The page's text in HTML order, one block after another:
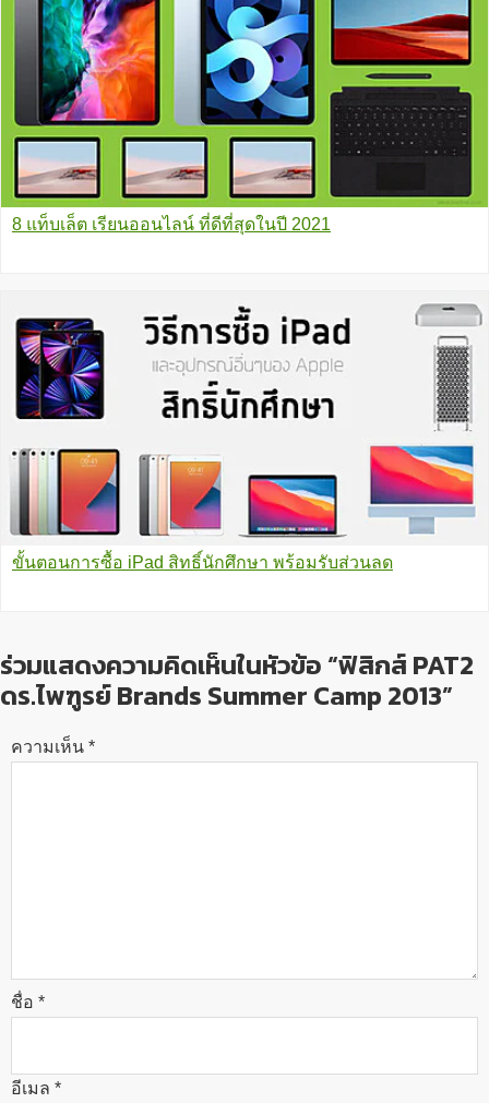
8 แท็บเล็ต เรียนออนไลน์ ที่ดีที่สุดในปี 2021
ขั้นตอนการซื้อ iPad สิทธิ์นักศึกษา พร้อมรับส่วนลด
ร่วมแสดงความคิดเห็นในหัวข้อ “ฟิสิกส์ PAT2
ดร.ไพฑูรย์ Brands Summer Camp 2013”
ความเห็น *
ชื่อ *
อีเมล *